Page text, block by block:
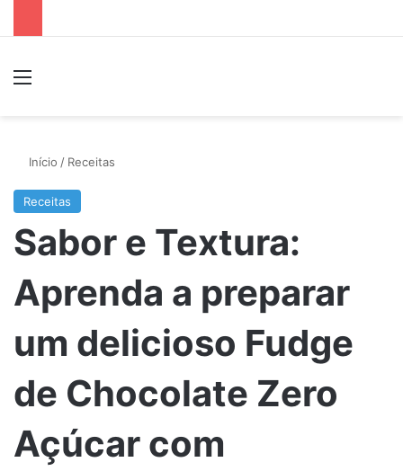
Início / Receitas
Receitas
Sabor e Textura:
Aprenda a preparar
um delicioso Fudge
de Chocolate Zero
Açúcar com